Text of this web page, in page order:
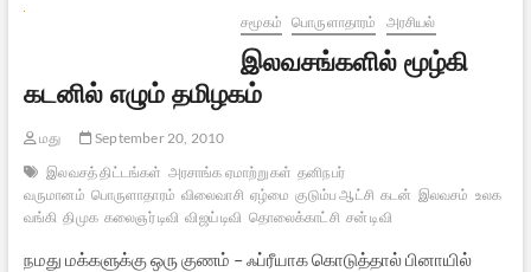
சமூகம்
பொருளாதாரம் அரசியல்
இலவசங்களில் மூழ்கி
கடனில் எழும் தமிழகம்
மது
September 20, 2010
இலவசத் திட்டங்கள் அரசாங்க ஏமாற்றுகள் தனிநபர்
வருமானம் பொருளாதாரம் விலைவாசி ஏழ்மை குடும்ப ஆட்சி கடன் இலவசம் உலக
வங்கி திமுக கலைஞர் டிவி விஜய் டிவி தொலைக்காட்சி சன் டிவி
நமது மக்களுக்கு ஒரு குணம் – ஃப்ரீயாக கொடுத்தால் பினாயில்